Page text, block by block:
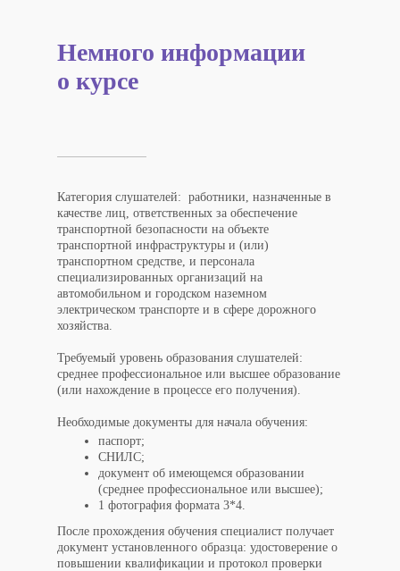
Немного информации
о курсе
Категория слушателей: работники, назначенные в
качестве лиц, ответственных за обеспечение
транспортной безопасности на объекте
транспортной инфраструктуры и (или)
транспортном средстве, и персонала
специализированных организаций на
автомобильном и городском наземном
электрическом транспорте и в сфере дорожного
хозяйства.
Требуемый уровень образования слушателей:
среднее профессиональное или высшее образование
(или нахождение в процессе его получения).
Необходимые документы для начала обучения:
паспорт;
СНИЛС;
документ об имеющемся образовании
(среднее профессиональное или высшее);
1 фотография формата 3*4.
После прохождения обучения специалист получает
документ установленного образца: удостоверение о
повышении квалификации и протокол проверки